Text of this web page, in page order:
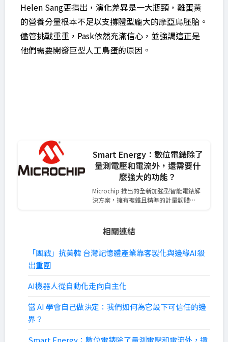
Helen Sang更指出，演化差異是一大瓶頸，雞蛋黃
的營養分量根本不足以支撐體型龐大的摩亞鳥胚胎。
儘管挑戰重重，Pask依然充滿信心，並強調這正是
他們需要開發巨型人工鳥蛋的原因。
Smart Energy：數位電錶除了
量測電壓和電流外，還需要什
麼強大的功能？
Microchip 推出的全新加強型智能電錶解
決方案，擁有複雜且精準的計量韌體…
相關連結
「團戰」抗美韓 台灣記憶體產業靠客製化與邊緣AI殺
出重圍
AI機器人從自動化走向自主化
當 AI 學會自己做決定：我們如何為它設下可信任的邊
界？
Smart Energy：數位電錶除了量測電壓和電流外，還